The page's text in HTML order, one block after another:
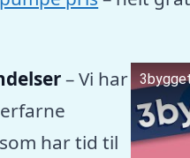
– Vi har
har tid til